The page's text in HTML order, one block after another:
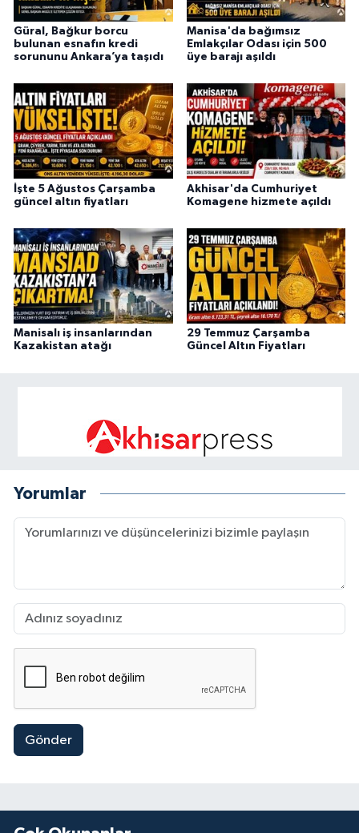
Güral, Bağkur borcu
bulunan esnafın kredi
sorununu Ankara’ya taşıdı
Manisa'da bağımsız
Emlakçılar Odası için 500
üye barajı aşıldı
İşte 5 Ağustos Çarşamba
güncel altın fiyatları
Akhisar'da Cumhuriyet
Komagene hizmete açıldı
Manisalı iş insanlarından
Kazakistan atağı
29 Temmuz Çarşamba
Güncel Altın Fiyatları
Yorumlar
Gönder